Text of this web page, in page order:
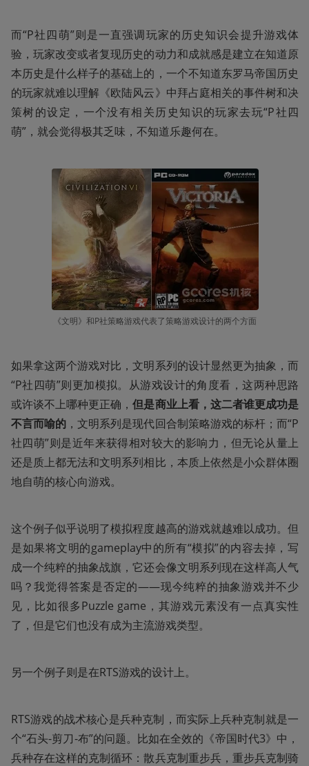
而“P社四萌”则是一直强调玩家的历史知识会提升游戏体
验，玩家改变或者复现历史的动力和成就感是建立在知道原
本历史是什么样子的基础上的，一个不知道东罗马帝国历史
的玩家就难以理解《欧陆风云》中拜占庭相关的事件树和决
策树的设定，一个没有相关历史知识的玩家去玩“P社四
萌”，就会觉得极其乏味，不知道乐趣何在。
《文明》和P社策略游戏代表了策略游戏设计的两个方面
如果拿这两个游戏对比，文明系列的设计显然更为抽象，而
“P社四萌”则更加模拟。从游戏设计的角度看，这两种思路
或许谈不上哪种更正确，但是商业上看，这二者谁更成功是
不言而喻的 ，文明系列是现代回合制策略游戏的标杆；而“P
社四萌”则是近年来获得相对较大的影响力，但无论从量上
还是质上都无法和文明系列相比，本质上依然是小众群体圈
地自萌的核心向游戏。
这个例子似乎说明了模拟程度越高的游戏就越难以成功。但
是如果将文明的gameplay中的所有“模拟”的内容去掉，写
成一个纯粹的抽象战旗，它还会像文明系列现在这样高人气
吗？我觉得答案是否定的——现今纯粹的抽象游戏并不少
见，比如很多Puzzle game，其游戏元素没有一点真实性
了，但是它们也没有成为主流游戏类型。
另一个例子则是在RTS游戏的设计上。
RTS游戏的战术核心是兵种克制，而实际上兵种克制就是一
个“石头-剪刀-布”的问题。比如在全效的《帝国时代3》中，
兵种存在这样的克制循环：散兵克制重步兵，重步兵克制骑